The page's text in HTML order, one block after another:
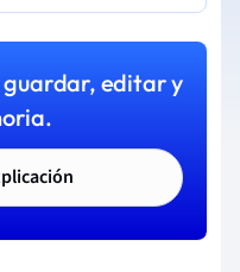
editar y